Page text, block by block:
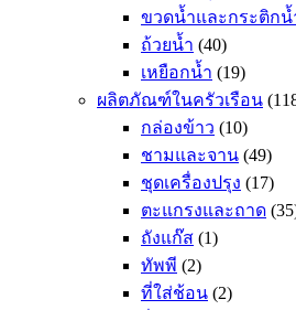
ขวดน้ำและกระติกน้
ถ้วยน้ำ (40)
เหยือกน้ำ (19)
ผลิตภัณฑ์ในครัวเรือน
กล่องข้าว (10)
ชามและจาน (49)
ชุดเครื่องปรุง (17)
ตะแกรงและถาด
ถังแก๊ส (1)
ทัพพี (2)
ที่ใส่ช้อน (2)